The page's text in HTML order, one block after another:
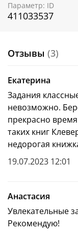
Параметр: ID
411033537
Отзывы (3)
Екатерина
Задания
невозможно.
прекрасно
таких книг
недорогая
19.07.2023 12:01
Анастасия
Увлекательные
Рекомендую!